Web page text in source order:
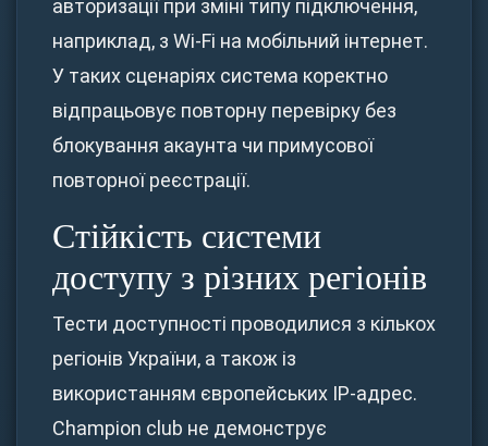
авторизації при зміні типу підключення,
наприклад, з Wi-Fi на мобільний інтернет.
У таких сценаріях система коректно
відпрацьовує повторну перевірку без
блокування акаунта чи примусової
повторної реєстрації.
Стійкість системи
доступу з різних регіонів
Тести доступності проводилися з кількох
регіонів України, а також із
використанням європейських IP-адрес.
Champion club не демонструє